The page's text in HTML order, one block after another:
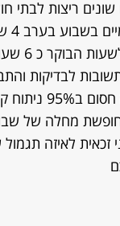
שונים ריצות
לבדיקות
מחלה של
זכאית לאיזה